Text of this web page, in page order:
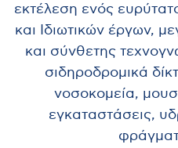
εκτέλεση ενός
και Ιδιωτικών έργων,
και σύνθετης
σιδηροδρομικά
νοσοκομεία,
εγκαταστάσεις,